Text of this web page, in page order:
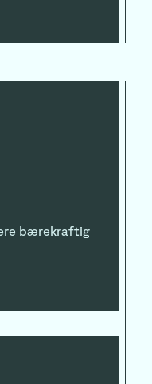
bærekraftig